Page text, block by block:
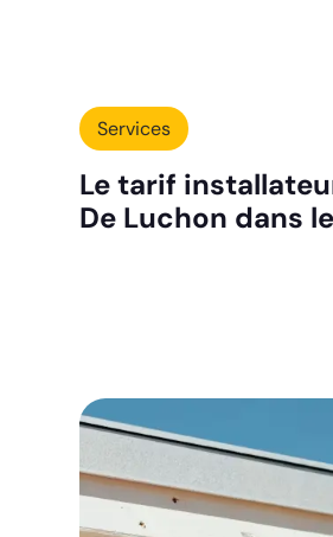
Services
Le tarif
De Luchon dans le